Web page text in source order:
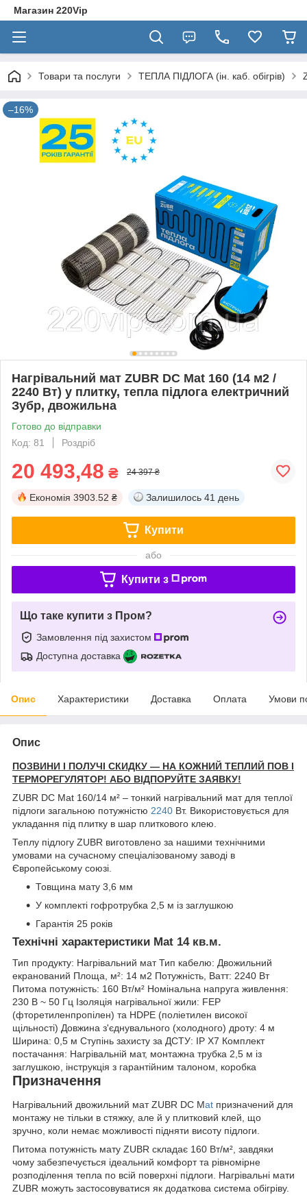
Магазин 220Vip
Товари та послуги ТЕПЛА ПІДЛОГА (ін. каб. обігрів)
–16%
Нагрівальний мат ZUBR DC Mat 160 (14 м2 /
2240 Вт) у плитку, тепла підлога електричний
Зубр, двожильна
Готово до відправки
Код: 81
Роздріб
20 493,48 ₴ 24 397 ₴
Економія 3903.52 ₴ Залишилось 41 день
Купити
або
Купити з
Що таке купити з Пром?
Замовлення під захистом
Доступна доставка
Опис Характеристики Доставка Оплата Умови
Опис
ПОЗВИНИ І ПОЛУЧІ СКИДКУ — НА КОЖНИЙ ТЕПЛИЙ ПОВ І
ТЕРМОРЕГУЛЯТОР! АБО ВІДПОРУЙТЕ ЗАЯВКУ!
ZUBR DC Mat 160/14 м² – тонкий нагрівальний мат для теплої
підлоги загальною потужністю 2240 Вт. Використовується для
укладання під плитку в шар плиткового клею.
Теплу підлогу ZUBR виготовлено за нашими технічними
умовами на сучасному спеціалізованому заводі в
Європейському союзі.
Товщина мату 3,6 мм
У комплекті гофротрубка 2,5 м із заглушкою
Гарантія 25 років
Технічні характеристики Mat 14 кв.м.
Тип продукту: Нагрівальний мат Тип кабелю: Двожильний
екранований Площа, м²: 14 м2 Потужність, Ватт: 2240 Вт
Питома потужність: 160 Вт/м² Номінальна напруга живлення:
230 В ~ 50 Гц Ізоляція нагрівальної жили: FEP
(фторетиленпропілен) та HDPE (поліетилен високої
щільності) Довжина з'єднувального (холодного) дроту: 4 м
Ширина: 0,5 м Ступінь захисту за ДСТУ: IP X7 Комплект
постачання: Нагрівальній мат, монтажна трубка 2,5 м із
заглушкою, інструкція з гарантійним талоном, коробка
Призначення
Нагрівальний двожильний мат ZUBR DC Mat призначений для
монтажу не тільки в стяжку, але й у плитковий клей, що
зручно, коли немає можливості підняти висоту підлоги.
Питома потужність мату ZUBR складає 160 Вт/м², завдяки
чому забезпечується ідеальний комфорт та рівномірне
розподілення тепла по всій поверхні підлоги. Нагрівальні мати
ZUBR можуть застосовуватися як додаткова система обігріву.